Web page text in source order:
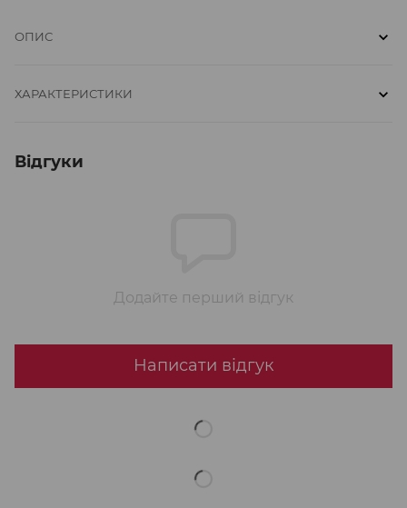
ОПИС
ХАРАКТЕРИСТИКИ
Відгуки
Додайте перший відгук
Написати відгук